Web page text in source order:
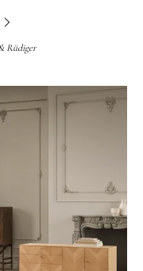
Rüdiger